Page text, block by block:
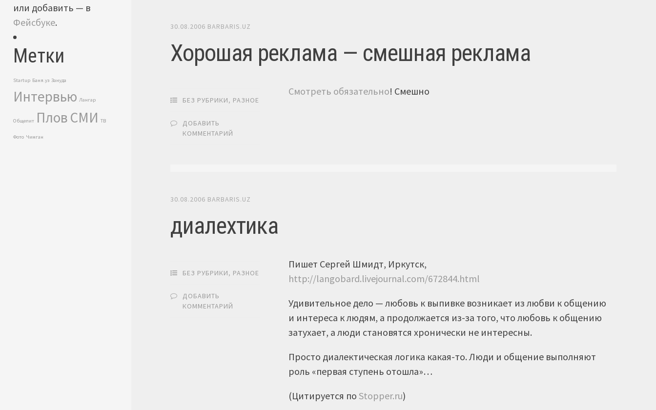
или добавить — в
Фейсбуке.
Метки
Startup Баня.уз Зануда
Интервью Лангар
Общепит ПловСМИ ТВ
Фото Чимган
30.08.2006 BARBARIS.UZ
Хорошая реклама — смешная реклама
БЕЗ РУБРИКИ, РАЗНОЕ
ДОБАВИТЬ
КОММЕНТАРИЙ
Смотреть обязательно! Смешно
30.08.2006 BARBARIS.UZ
диалехтика
БЕЗ РУБРИКИ, РАЗНОЕ
ДОБАВИТЬ
КОММЕНТАРИЙ
Пишет Сергей Шмидт, Иркутск,
http://langobard.livejournal.com/672844.html
Удивительное дело — любовь к выпивке возникает из любви к общению
и интереса к людям, а продолжается из-за того, что любовь к общению
затухает, а люди становятся хронически не интересны.
Просто диалектическая логика какая-то. Люди и общение выполняют
роль «первая ступень отошла»…
(Цитируется по Stopper.ru)